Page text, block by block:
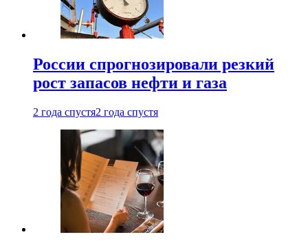
России спрогнозировали резкий
рост запасов нефти и газа
2 года спустя2 года спустя